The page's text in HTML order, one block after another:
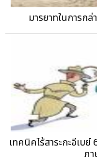
มารยาทในการ
เทคนิคไร้สาระกะอีเบ
ภ